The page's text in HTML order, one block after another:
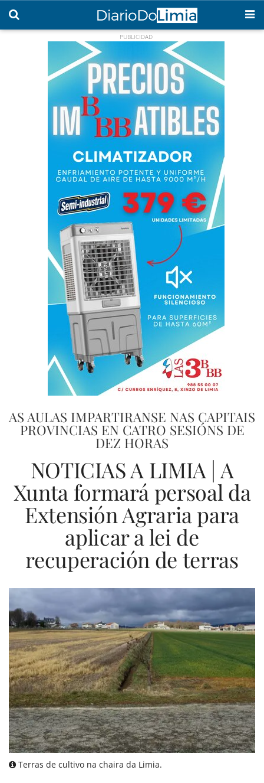
AS AULAS IMPARTIRANSE NAS CAPITAIS
PROVINCIAS EN CATRO SESIÓNS DE
DEZ HORAS
NOTICIAS A LIMIA | A
Xunta formará persoal da
Extensión Agraria para
aplicar a lei de
recuperación de terras
Terras de cultivo na chaira da Limia.